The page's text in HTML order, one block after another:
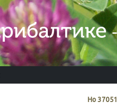
Нo37051